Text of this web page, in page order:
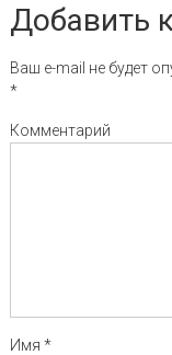
Добавить
Ваш e-mail не будет
*
Комментарий
Имя *